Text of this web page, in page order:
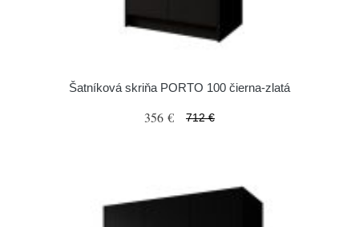
Šatníková skriňa PORTO 100 čierna-zlatá
356 € 712 €